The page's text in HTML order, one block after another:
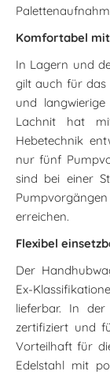
Komfortabel
In Lagern und
gilt auch für das
und
Lachnit hat
Hebetechnik
nur fünf
sind bei einer
erreichen.
Flexibel
Der
Ex-
lieferbar. In
zertifiziert und
Vorteilhaft für
Edelstahl mit